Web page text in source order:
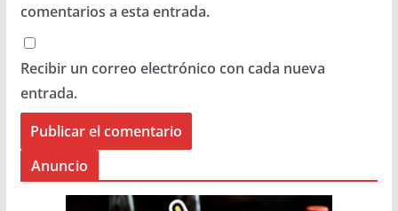
comentarios a esta entrada.
Recibir un correo electrónico con cada nueva
entrada.
Anuncio